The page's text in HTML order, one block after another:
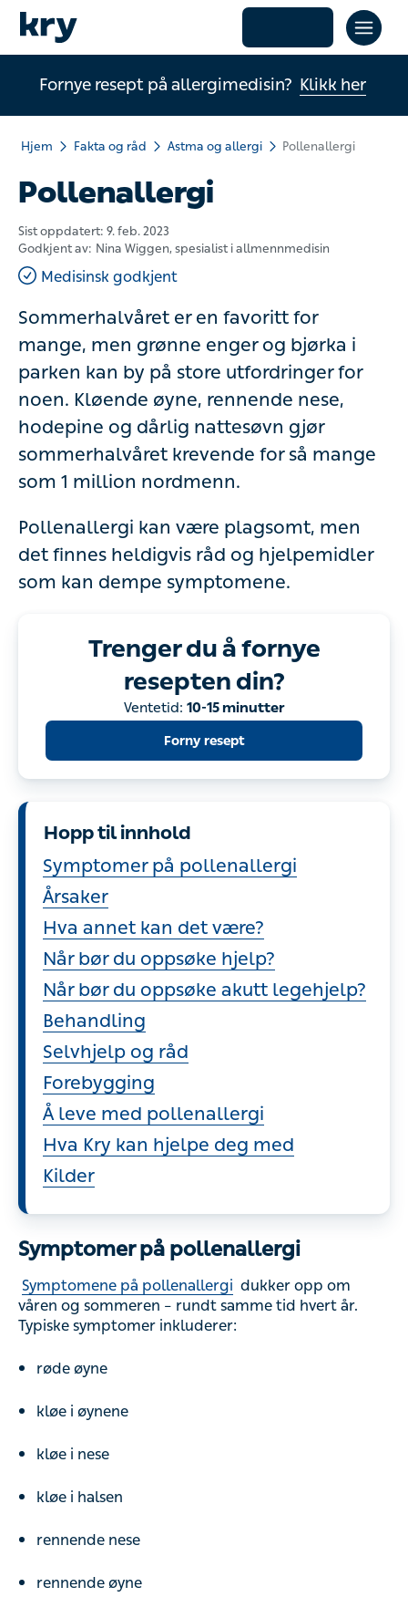
Fornye resept på allergimedisin? Klikk her
Hjem Fakta og råd Astma og allergi Pollenallergi
Pollenallergi
Sist oppdatert: 9. feb. 2023
Godkjent av: Nina Wiggen, spesialist i allmennmedisin
Medisinsk godkjent
Sommerhalvåret er en favoritt for
mange, men grønne enger og bjørka i
parken kan by på store utfordringer for
noen. Kløende øyne, rennende nese,
hodepine og dårlig nattesøvn gjør
sommerhalvåret krevende for så mange
som 1 million nordmenn.
Pollenallergi kan være plagsomt, men
det finnes heldigvis råd og hjelpemidler
som kan dempe symptomene.
Trenger du å fornye
resepten din?
Ventetid: 10-15 minutter
Forny resept
Hopp til innhold
Symptomer på pollenallergi
Årsaker
Hva annet kan det være?
Når bør du oppsøke hjelp?
Når bør du oppsøke akutt legehjelp?
Behandling
Selvhjelp og råd
Forebygging
Å leve med pollenallergi
Hva Kry kan hjelpe deg med
Kilder
Symptomer på pollenallergi
Symptomene på pollenallergi dukker opp om
våren og sommeren – rundt samme tid hvert år.
Typiske symptomer inkluderer:
røde øyne
kløe i øynene
kløe i nese
kløe i halsen
rennende nese
rennende øyne